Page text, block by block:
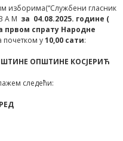
изборима(“Службени гласник
А М за 04.08.2025. године (
првом спрату Народне
почетком у10,00 сати:
ОПШТИНЕ КОСЈЕРИЋ
следећи: